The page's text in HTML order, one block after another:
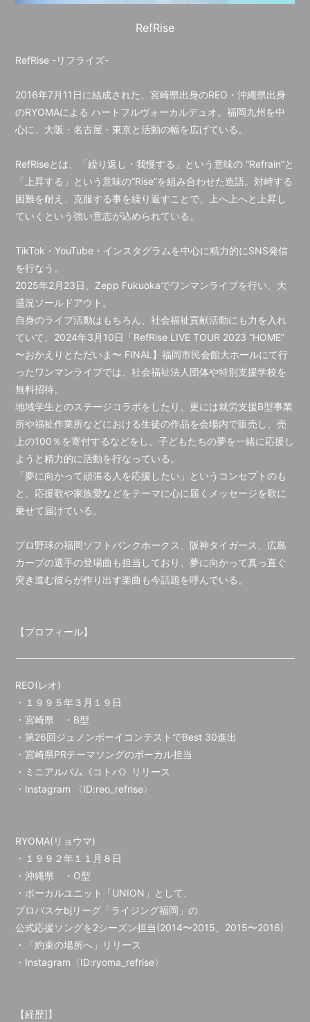
ログイン
RefRise
RefRise -リフライズ-
2016年7月11日に結成された、宮崎県出身のREO・沖縄県出身
のRYOMAによる ハートフルヴォーカルデュオ。福岡九州を中
心に、大阪・名古屋・東京と活動の幅を広げている。
RefRiseとは、「繰り返し・我慢する」という意味の “Refrain”と
「上昇する」という意味の“Rise”を組み合わせた造語。対峙する
困難を耐え、克服する事を繰り返すことで、上へ上へと上昇し
ていくという強い意志が込められている。
TikTok・YouTube・インスタグラムを中心に精力的にSNS発信
を行なう。
2025年2月23日、Zepp Fukuokaでワンマンライブを行い、大
盛況ソールドアウト。
自身のライブ活動はもちろん、社会福祉貢献活動にも力を入れ
ていて、2024年3月10日「RefRise LIVE TOUR 2023 “HOME”
〜おかえりとただいま〜 FINAL】福岡市民会館大ホールにて行
ったワンマンライブでは、社会福祉法人団体や特別支援学校を
無料招待。
地域学生とのステージコラボをしたり、更には就労支援B型事業
所や福祉作業所などにおける生徒の作品を会場内で販売し、売
上の100％を寄付するなどをし、子どもたちの夢を一緒に応援し
ようと精力的に活動を行なっている。
「夢に向かって頑張る人を応援したい」というコンセプトのも
と、応援歌や家族愛などをテーマに心に届くメッセージを歌に
乗せて届けている。
プロ野球の福岡ソフトバンクホークス、阪神タイガース、広島
カープの選手の登場曲も担当しており、夢に向かって真っ直ぐ
突き進む彼らが作り出す楽曲も今話題を呼んでいる。
【プロフィール】
REO(レオ)
・１９９５年３月１９日
・宮崎県 ・B型
・第26回ジュノンボーイコンテストでBest 30進出
・宮崎県PRテーマソングのボーカル担当
・ミニアルバム《コトバ》リリース
・ Instagram 〈ID:reo_refrise〉
RYOMA(リョウマ)
・１９９２年１１月８日
・沖縄県 ・O型
・ボーカルユニット「UNION」として、
プロバスケbjリーグ「ライジング福岡」の
公式応援ソングを2シーズン担当(2014〜2015、2015〜2016)
・「約束の場所へ」リリース
・ Instagram〈ID:ryoma_refrise〉
【経歴]】